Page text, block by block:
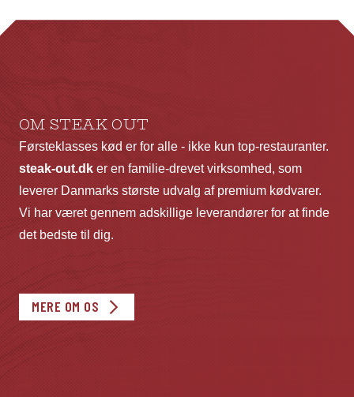
OM STEAK OUT
Førsteklasses kød er for alle - ikke kun top-restauranter.
steak-out.dk er en familie-drevet virksomhed, som
leverer Danmarks største udvalg af premium kødvarer.
Vi har været gennem adskillige leverandører for at finde
det bedste til dig.
MERE OM OS